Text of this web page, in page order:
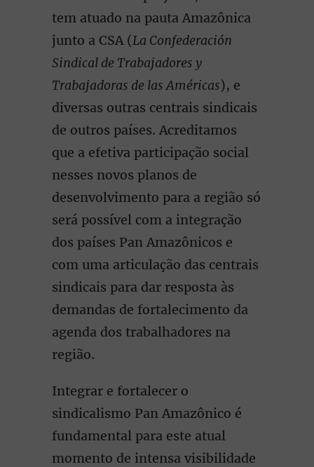
tem atuado na pauta Amazônica
junto a CSA (La Confederación
Sindical de Trabajadores y
Trabajadoras de las Américas), e
diversas outras centrais sindicais
de outros países. Acreditamos
que a efetiva participação social
nesses novos planos de
desenvolvimento para a região só
será possível com a integração
dos países Pan Amazônicos e
com uma articulação das centrais
sindicais para dar resposta às
demandas de fortalecimento da
agenda dos trabalhadores na
região.
Integrar e fortalecer o
sindicalismo Pan Amazônico é
fundamental para este atual
momento de intensa visibilidade